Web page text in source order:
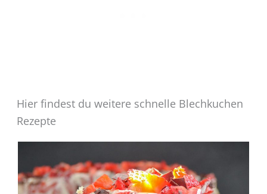
Hier findest du weitere schnelle Blechkuchen
Rezepte